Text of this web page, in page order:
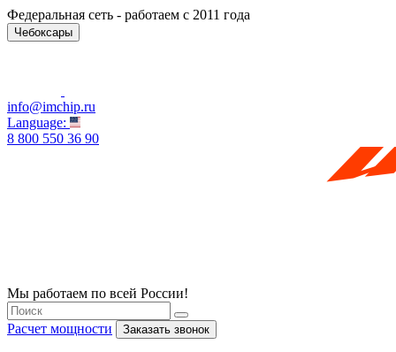
Федеральная сеть - работаем с 2011 года
Чебоксары
info@imchip.ru
Language:
8 800 550 36 90
Мы работаем по всей России!
Расчет мощности Заказать звонок